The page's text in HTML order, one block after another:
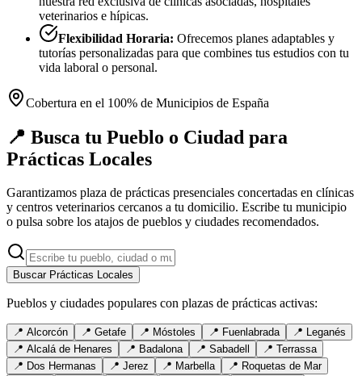
veterinarios e hípicas.
Flexibilidad Horaria: Ofrecemos planes adaptables y
tutorías personalizadas para que combines tus estudios con tu
vida laboral o personal.
Cobertura en el 100% de Municipios de España
📍 Busca tu Pueblo o Ciudad para
Prácticas Locales
Garantizamos plaza de prácticas presenciales concertadas en clínicas
y centros veterinarios cercanos a tu domicilio. Escribe tu municipio
o pulsa sobre los atajos de pueblos y ciudades recomendados.
Buscar Prácticas Locales
Pueblos y ciudades populares con plazas de prácticas activas:
📍 Alcorcón 📍 Getafe 📍 Móstoles 📍 Fuenlabrada 📍 Leganés
📍 Alcalá de Henares 📍 Badalona 📍 Sabadell 📍 Terrassa
📍 Dos Hermanas 📍 Jerez 📍 Marbella 📍 Roquetas de Mar